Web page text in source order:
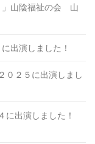
」山陰福祉の会 山
出演しました！
０２５に出演しまし
に出演しました！